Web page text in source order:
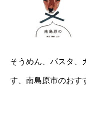
そうめん、パスタ、
す、南島原市のおす